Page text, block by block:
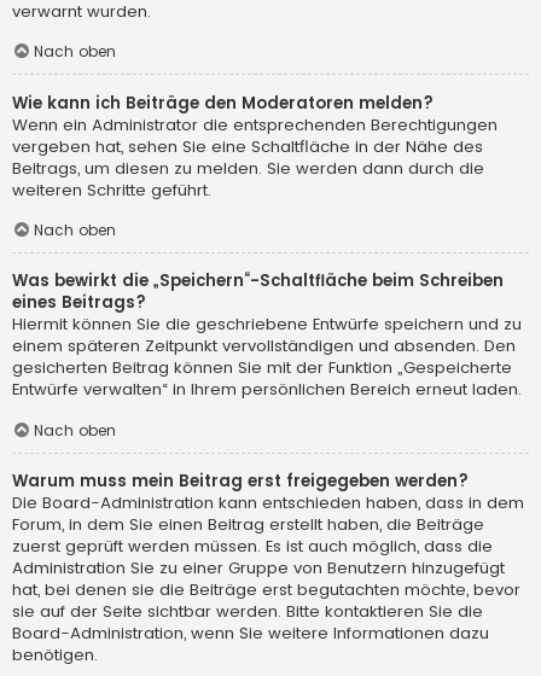
verwarnt wurden.
Nach oben
Wie kann ich Beiträge den Moderatoren melden?
Wenn ein Administrator die entsprechenden Berechtigungen
vergeben hat, sehen Sie eine Schaltfläche in der Nähe des
Beitrags, um diesen zu melden. Sie werden dann durch die
weiteren Schritte geführt.
Nach oben
Was bewirkt die „Speichern“-Schaltfläche beim Schreiben
eines Beitrags?
Hiermit können Sie die geschriebene Entwürfe speichern und zu
einem späteren Zeitpunkt vervollständigen und absenden. Den
gesicherten Beitrag können Sie mit der Funktion „Gespeicherte
Entwürfe verwalten“ in Ihrem persönlichen Bereich erneut laden.
Nach oben
Warum muss mein Beitrag erst freigegeben werden?
Die Board-Administration kann entschieden haben, dass in dem
Forum, in dem Sie einen Beitrag erstellt haben, die Beiträge
zuerst geprüft werden müssen. Es ist auch möglich, dass die
Administration Sie zu einer Gruppe von Benutzern hinzugefügt
hat, bei denen sie die Beiträge erst begutachten möchte, bevor
sie auf der Seite sichtbar werden. Bitte kontaktieren Sie die
Board-Administration, wenn Sie weitere Informationen dazu
benötigen.